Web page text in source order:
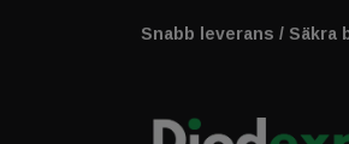
Snabb leverans / Säkra